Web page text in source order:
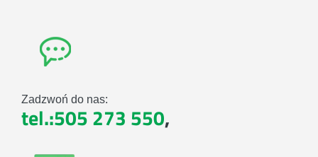
Zadzwoń do nas:
tel.:505 273 550,